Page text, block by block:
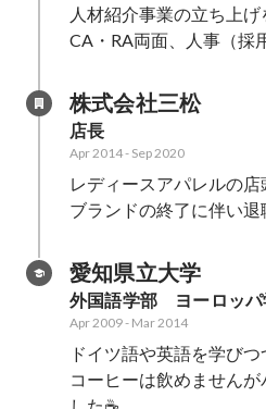
人材紹介事業の立ち上げ
CA・RA両面、人事（採
株式会社三松
店長
Apr 2014- Sep 2020
レディースアパレルの店
ブランドの終了に伴い退
愛知県立大学
外国語学部　ヨーロッ
Apr 2009- Mar 2014
ドイツ語や英語を学びつ
コーヒーは飲めません
した☕️